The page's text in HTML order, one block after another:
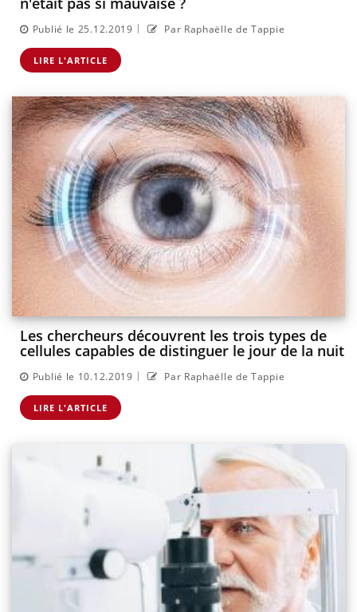
Publié le 25.12.2019 | Par Raphaëlle de Tappie
LIRE L'ARTICLE
Les chercheurs découvrent les trois types de
cellules capables de distinguer le jour de la nuit
Publié le 10.12.2019 | Par Raphaëlle de Tappie
LIRE L'ARTICLE